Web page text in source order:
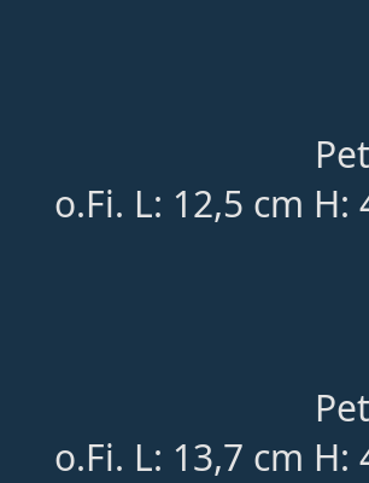
o.Fi. L: 12,5 cm
o.Fi. L: 13,7 cm